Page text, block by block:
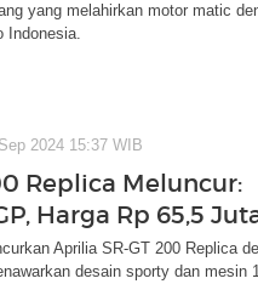
yang melahirkan motor matic
Indonesia.
2024 15:37 WIB
Replica Meluncur:
Harga Rp 65,5
Aprilia SR-GT 200 Replica
desain sporty dan mesin